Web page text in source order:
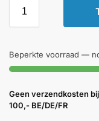
Beperkte voorraad —
Geen verzendkosten
100,- BE/DE/FR